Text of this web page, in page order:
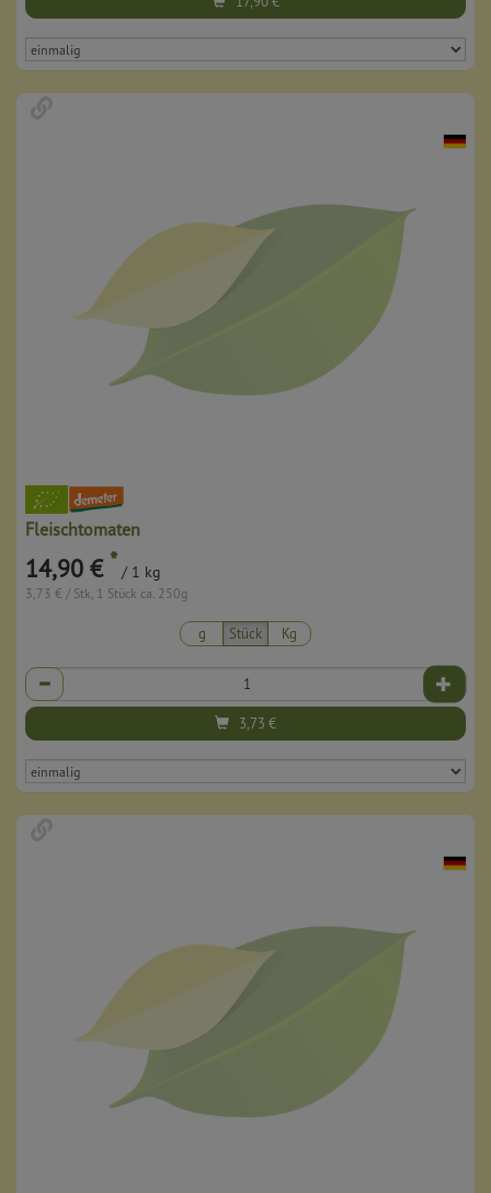
Fleischtomaten
14,90 € * / 1 kg
3,73 € / Stk, 1 Stück ca. 250g
g Stück Kg
Anzahl
3,73 €